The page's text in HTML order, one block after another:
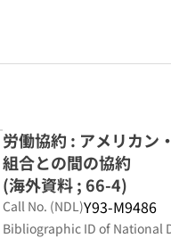
労働協約 : アメリカン
組合との間の協約
(海外資料 ; 66-4)
Call No. (NDL)Y93-M9486
Bibliographic ID of National